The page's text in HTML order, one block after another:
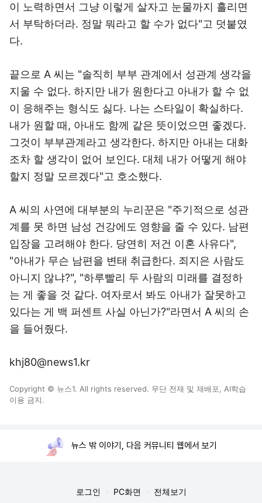
이 노력하면서 그냥 이렇게 살자고 눈물까지 흘리면
서 부탁하더라. 정말 뭐라고 할 수가 없다"고 덧붙였
다.
끝으로 A 씨는 "솔직히 부부 관계에서 성관계 생각을
지울 수 없다. 하지만 내가 원한다고 아내가 할 수 없
이 응해주는 형식도 싫다. 나는 스타일이 확실하다.
내가 원할 때, 아내도 함께 같은 뜻이었으면 좋겠다.
그것이 부부관계라고 생각한다. 하지만 아내는 대화
조차 할 생각이 없어 보인다. 대체 내가 어떻게 해야
할지 정말 모르겠다"고 호소했다.
A 씨의 사연에 대부분의 누리꾼은 "주기적으로 성관
계를 못 하면 남성 건강에도 영향을 줄 수 있다. 남편
입장을 고려해야 한다. 당연히 저건 이혼 사유다",
"아내가 무슨 남편을 변태 취급한다. 죄지은 사람도
아니지 않냐?", "하루빨리 두 사람의 미래를 결정하
는 게 좋을 것 같다. 여자로서 봐도 아내가 잘못하고
있다는 게 백 퍼센트 사실 아닌가?"라면서 A 씨의 손
을 들어줬다.
khj80@news1.kr
Copyright © 뉴스1. All rights reserved. 무단 전재 및 재배포, AI학습
이용 금지.
뉴스 밖 이야기, 다음 커뮤니티 웹에서 보기
로그인 PC화면 전체보기